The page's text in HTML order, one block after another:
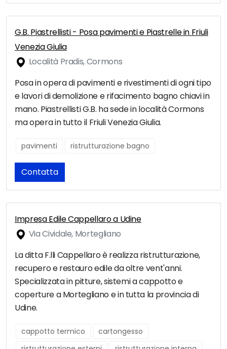
G.B. Piastrellisti - Posa pavimenti e Piastrelle in Friuli
Venezia Giulia
Località Pradis, Cormons
Posa in opera di pavimenti e rivestimenti di ogni tipo
e lavori di demolizione e rifacimento bagno chiavi in
mano. Piastrellisti G.B. ha sede in località Cormons
ma opera in tutto il Friuli Venezia Giulia.
pavimenti ristrutturazione bagno
Contatta
Impresa Edile Cappellaro a Udine
Via Cividale, Mortegliano
La ditta F.lli Cappellaro è realizza ristrutturazione,
recupero e restauro edile da oltre vent'anni.
Specializzata in pitture, sistemi a cappotto e
coperture a Mortegliano e in tutta la provincia di
Udine.
cappotto termico
cartongesso